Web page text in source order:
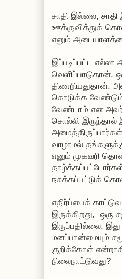
சாதி இல்லை,
ஊக்குவித்துக்
எனும்
இப்படிப்பட்ட
வெளிப்பாடுதான்.
திணறியதுதான்.
கொடுக்க
வேண்டாம் என
சொல்லி
வாழாமல்
எனும் முகவரி
நசுக்கப்பட்டுக்
எதிர்ப்பைக்
இருக்கிறது,
இருப்பதில்லை.
மனப்பான்மையும்
குறிக்கோள்
நிலைநாட்டுவது?